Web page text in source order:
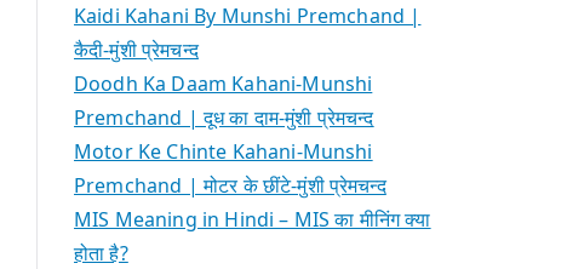
Kaidi Kahani By Munshi Premchand |
कैदी-मुंशी प्रेमचन्द
Doodh Ka Daam Kahani-Munshi
Premchand | दूध का दाम-मुंशी प्रेमचन्द
Motor Ke Chinte Kahani-Munshi
Premchand | मोटर के छींटे-मुंशी प्रेमचन्द
MIS Meaning in Hindi – MIS का मीनिंग क्या
होता है?